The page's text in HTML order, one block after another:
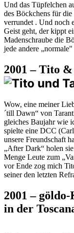
Und das Tüpfelchen
des Böckchens für
verrundet . Und noch
Geist geht, der kippt
Madenschraube die
jede andere
2001 – Tito
Wow, eine meiner
´till Dawn“ von
gleiches Baujahr wie
spielte eine DCC
unsere Freundschaft
„After Dark“ holen
Menge Leute zum
vor Ende zog mich
seiner den letzten
2001 –
in der